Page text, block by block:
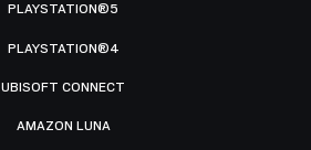
PLAYSTATION®5
PLAYSTATION®4
UBISOFT CONNECT
AMAZON LUNA